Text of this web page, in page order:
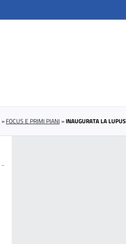
» FOCUS E PRIMI PIANI »INAUGURATA LA